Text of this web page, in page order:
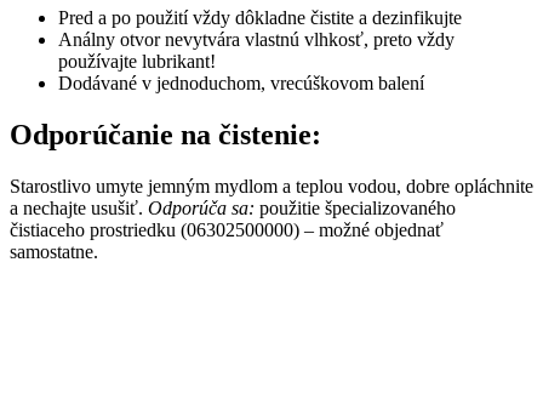
Pred a po použití vždy dôkladne čistite a dezinfikujte
Análny otvor nevytvára vlastnú vlhkosť, preto vždy
používajte lubrikant!
Dodávané v jednoduchom, vrecúškovom balení
Odporúčanie na čistenie:
Starostlivo umyte jemným mydlom a teplou vodou, dobre opláchnite
a nechajte usušiť. Odporúča sa: použitie špecializovaného
čistiaceho prostriedku (06302500000) – možné objednať
samostatne.